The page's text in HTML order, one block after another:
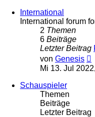
International
International forum
2 Themen
6 Beiträge
Letzter Beitrag
von Genesis
Mi 13. Jul
Schauspieler
Themen
Beiträge
Letzter Beitrag